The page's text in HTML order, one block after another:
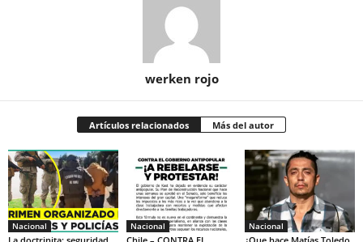
werken rojo
Artículos relacionados Más del autor
Nacional Nacional Nacional